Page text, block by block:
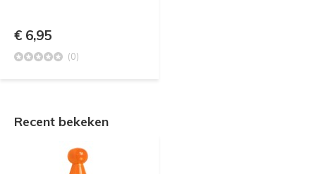
€ 6,95
(0)
Recent bekeken